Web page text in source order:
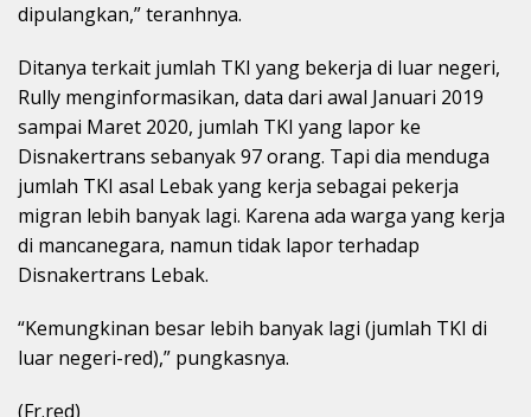
dipulangkan,” teranhnya.
Ditanya terkait jumlah TKI yang bekerja di luar negeri,
Rully menginformasikan, data dari awal Januari 2019
sampai Maret 2020, jumlah TKI yang lapor ke
Disnakertrans sebanyak 97 orang. Tapi dia menduga
jumlah TKI asal Lebak yang kerja sebagai pekerja
migran lebih banyak lagi. Karena ada warga yang kerja
di mancanegara, namun tidak lapor terhadap
Disnakertrans Lebak.
“Kemungkinan besar lebih banyak lagi (jumlah TKI di
luar negeri-red),” pungkasnya.
(Fr.red)